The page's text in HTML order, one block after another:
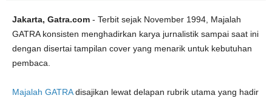
Jakarta, Gatra.com - Terbit sejak November 1994, Majalah
GATRA konsisten menghadirkan karya jurnalistik sampai saat ini
dengan disertai tampilan cover yang menarik untuk kebutuhan
pembaca.
Majalah GATRAdisajikan lewat delapan rubrik utama yang hadir